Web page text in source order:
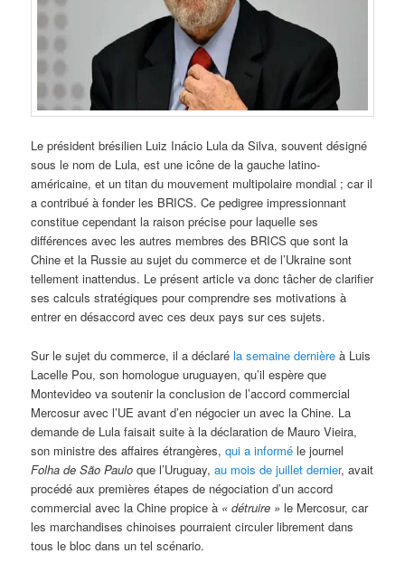
Le président brésilien Luiz Inácio Lula da Silva, souvent désigné
sous le nom de Lula, est une icône de la gauche latino-
américaine, et un titan du mouvement multipolaire mondial ; car il
a contribué à fonder les BRICS. Ce pedigree impressionnant
constitue cependant la raison précise pour laquelle ses
différences avec les autres membres des BRICS que sont la
Chine et la Russie au sujet du commerce et de l’Ukraine sont
tellement inattendus. Le présent article va donc tâcher de clarifier
ses calculs stratégiques pour comprendre ses motivations à
entrer en désaccord avec ces deux pays sur ces sujets.
Sur le sujet du commerce, il a déclaréla semaine dernière à Luis
Lacelle Pou, son homologue uruguayen, qu’il espère que
Montevideo va soutenir la conclusion de l’accord commercial
Mercosur avec l’UE avant d’en négocier un avec la Chine. La
demande de Lula faisait suite à la déclaration de Mauro Vieira,
son ministre des affaires étrangères,qui a informé le journel
Folha de São Paulo que l’Uruguay,au mois de juillet dernier, avait
procédé aux premières étapes de négociation d’un accord
commercial avec la Chine propice à « détruire » le Mercosur, car
les marchandises chinoises pourraient circuler librement dans
tous le bloc dans un tel scénario.